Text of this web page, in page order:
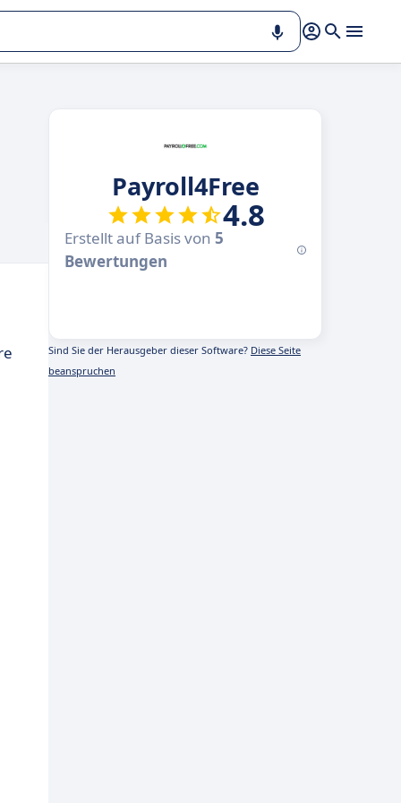
Payroll4Free
4.8
Erstellt auf Basis von 5
Bewertungen
Sind Sie der Herausgeber dieser Software? Diese Seite
beanspruchen